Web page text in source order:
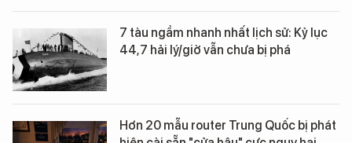
7 tàu ngầm nhanh nhất lịch sử: Kỷ lục
44,7 hải lý/giờ vẫn chưa bị phá
Hơn 20 mẫu router Trung Quốc bị phát